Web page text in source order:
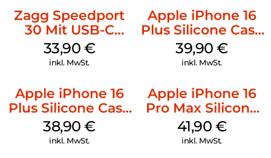
Zagg Speedport
30 Mit USB-C
Kabel Weiß
33,90 €
inkl. MwSt.
Apple iPhone 16
Plus Silicone Case
MagSafe Plum
39,90€
inkl. MwSt.
Apple iPhone 16
Plus Silicone Case
MagSafe Denim
38,90€
inkl. MwSt.
Apple iPhone 16
Pro Max Silicone
Case MagSafe
Ultramarine
41,90 €
inkl. MwSt.